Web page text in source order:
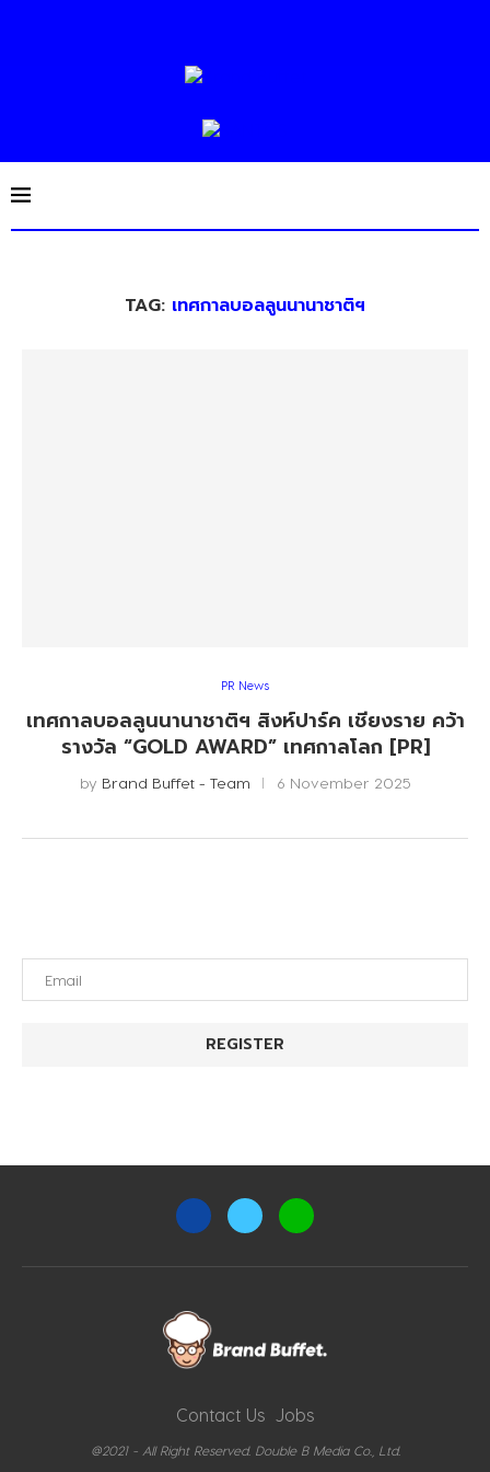
TAG: เทศกาลบอลลูนนานาชาติฯ
PR News
เทศกาลบอลลูนนานาชาติฯ สิงห์ปาร์ค เชียงราย คว้า
รางวัล “GOLD AWARD” เทศกาลโลก [PR]
by Brand Buffet - Team 6 November 2025
Contact Us Jobs
@2021 - All Right Reserved. Double B Media Co., Ltd.